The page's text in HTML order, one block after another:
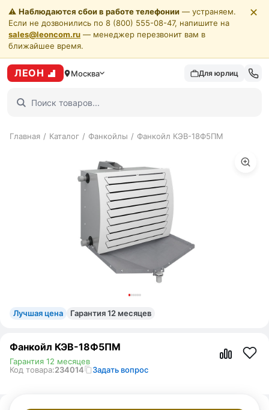
⚠️ Наблюдаются сбои в работе телефонии — устраняем.
Если не дозвонились по 8 (800) 555-08-47, напишите на
sales@leoncom.ru — менеджер перезвонит вам в
ближайшее время.
✕
ЛЕОН Москва Для юрлиц
Главная / Каталог / Фанкойлы / Фанкойл КЭВ-18Ф5ПМ
Лучшая цена Гарантия 12 месяцев
Фанкойл КЭВ-18Ф5ПМ
Код товара:234014 Задать вопрос
Гарантия 12 месяцев